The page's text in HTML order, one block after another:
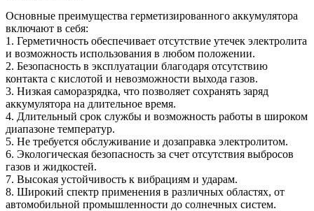
Основные преимущества герметизированного аккумулятора
включают в себя:
1. Герметичность обеспечивает отсутствие утечек электролита
и возможность использования в любом положении.
2. Безопасность в эксплуатации благодаря отсутствию
контакта с кислотой и невозможности выхода газов.
3. Низкая саморазрядка, что позволяет сохранять заряд
аккумулятора на длительное время.
4. Длительный срок службы и возможность работы в широком
диапазоне температур.
5. Не требуется обслуживание и дозаправка электролитом.
6. Экологическая безопасность за счет отсутствия выбросов
газов и жидкостей.
7. Высокая устойчивость к вибрациям и ударам.
8. Широкий спектр применения в различных областях, от
автомобильной промышленности до солнечных систем.